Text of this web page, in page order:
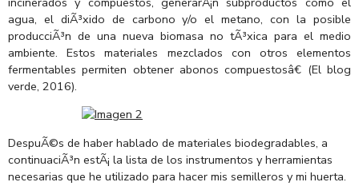
agua, el diÃ³xido de carbono y/o el metano, con la posible
producciÃ³n de una nueva biomasa no tÃ³xica para el medio
ambiente. Estos materiales mezclados con otros elementos
fermentables permiten obtener abonos compuestosâ€ (El blog
verde, 2016).
DespuÃ©s de haber hablado de materiales biodegradables, a
continuaciÃ³n estÃ¡ la lista de los instrumentos y herramientas
necesarias que he utilizado para hacer mis semilleros y mi huerta.